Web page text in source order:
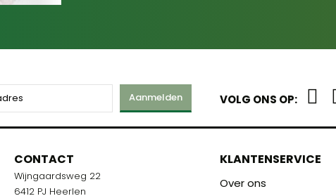
Aanmelden VOLG ONS OP:
ONS TEAM
STAAT VOOR U KLAAR!
CONTACT
Wijngaardsweg 22
6412 PJ Heerlen
KLANTENSERVICE
Over ons